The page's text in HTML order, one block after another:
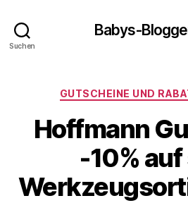
Suchen
Babys-
GUTSCHEINE UND
Hoffmann
-10%